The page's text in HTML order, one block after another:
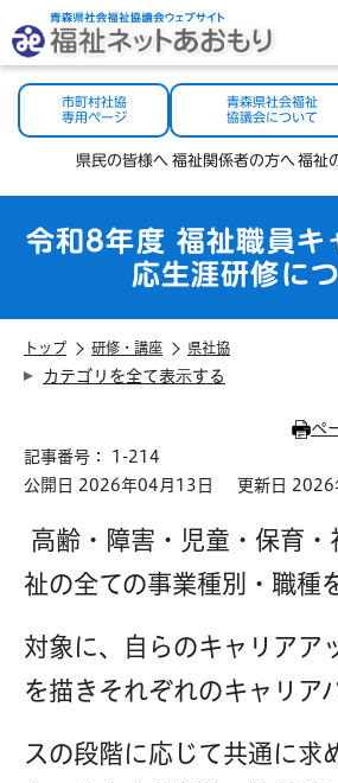
市町村社協
専用ページ
青森県社会福祉
協議会について
県民の皆様へ 福祉関係者の方へ福祉
令和8年度 福祉職員キ
応生涯研修に
トップ 研修・講座 県社協
カテゴリを全て表示する
ペ
記事番号： 1-214
公開日 2026年04月13日
更新日
高齢・障害・児童・保育・
祉の全ての事業種別・職種
対象に、自らのキャリアア
を描きそれぞれのキャリア
スの段階に応じて共通に求